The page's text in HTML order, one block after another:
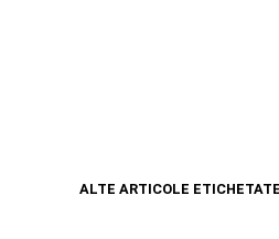
ALTE ARTICOLE